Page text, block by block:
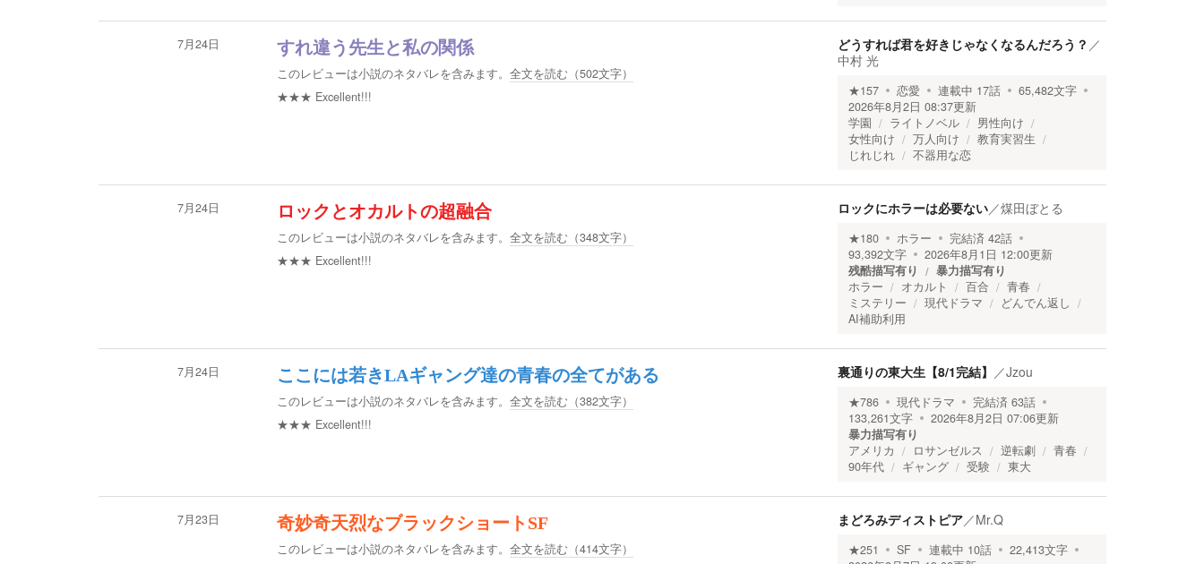
7月24日 すれ違う先生と私の関係
このレビューは小説のネタバレを含みます。 全文を読む（502文字）
★★★ Excellent!!!
どうすれば君を好きじゃなくなるんだろう？ ／
中村 光
★157 恋愛 連載中 17話 65,482文字
2026年8月2日 08:37更新
学園
ライトノベル
男性向け
女性向け
万人向け
教育実習生
じれじれ
不器用な恋
7月24日 ロックとオカルトの超融合
このレビューは小説のネタバレを含みます。 全文を読む（348文字）
★★★ Excellent!!!
ロックにホラーは必要ない／煤田ぼとる
★180 ホラー 完結済 42話
93,392文字 2026年8月1日 12:00更新
残酷描写有り
暴力描写有り
ホラー
オカルト 百合
青春
ミステリー
現代ドラマ
どんでん返し
AI補助利用
7月24日 ここには若きLAギャング達の青春の全てがある
このレビューは小説のネタバレを含みます。 全文を読む（382文字）
★★★ Excellent!!!
裏通りの東大生【8/1完結】 ／Jzou
★786 現代ドラマ 完結済 63話
133,261文字 2026年8月2日 07:06更新
暴力描写有り
アメリカ
ロサンゼルス 逆転劇
青春
90年代
ギャング 受験 東大
7月23日 奇妙奇天烈なブラックショートSF
このレビューは小説のネタバレを含みます。 全文を読む（414文字）
まどろみディストピア／Mr.Q
★251 SF 連載中 10話 22,413文字